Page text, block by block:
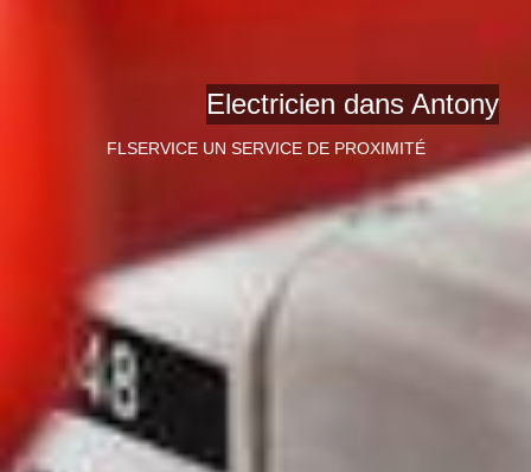
Electricien dans Antony
FLSERVICE UN SERVICE DE PROXIMITÉ